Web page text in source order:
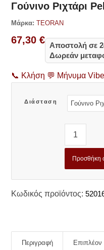
Γούνινο Ριχτάρι
Μάρκα: TEORAN
67,30€ Αποστολή σε
Δωρεάν
📞 Κλήση 💬 Μήνυμα
Διάσταση
Προσθήκη
Κωδικός προϊόντος:
Περιγραφή Επιπλέον